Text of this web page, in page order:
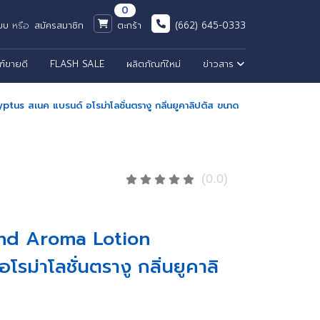
บ หรือ สมัครสมาชิก
0
ตะกร้า
(662) 645-0333
ขายดี FLASH SALE ผลิตภัณฑ์ใหม่ ข่าวสาร
สเนค แบรนด์ อโรม่าโลชั่นตรางู กลิ่นยูคาลิปตัส ขนาด
(0.0)
Aroma Lotion
รม่าโลชั่นตรางู กลิ่นยูคาลิ